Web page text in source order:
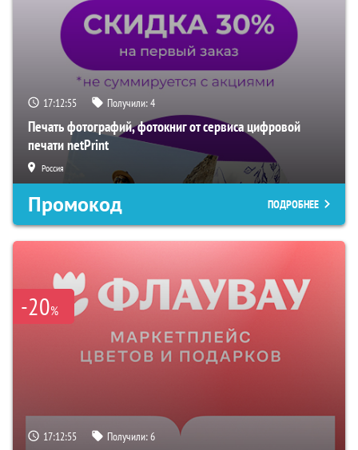
17:12:54 Получили:4
Печать фотографий, фотокниг от сервиса цифровой
печати netPrint
Россия
Промокод ПОДРОБНЕЕ
-20%
17:12:54 Получили:6